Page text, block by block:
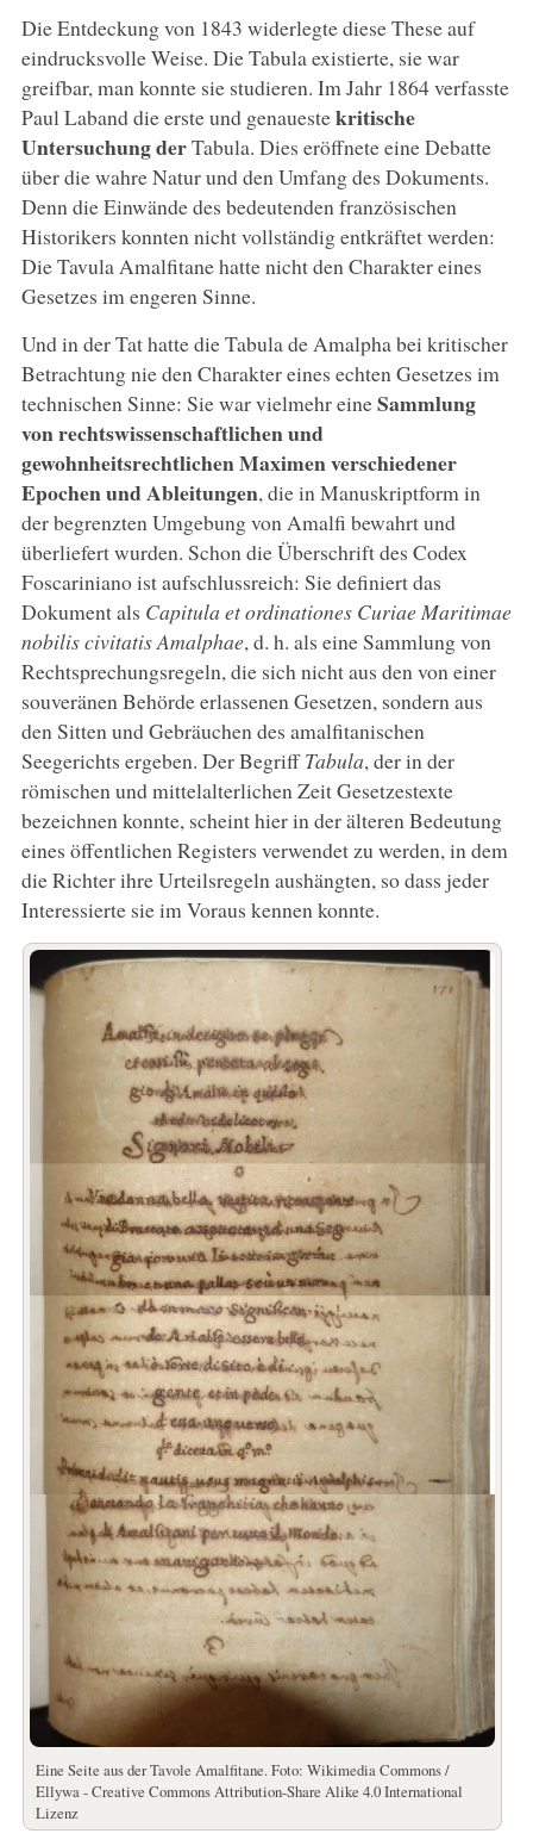
Die Entdeckung von 1843 widerlegte diese These auf
eindrucksvolle Weise. Die Tabula existierte, sie war
greifbar, man konnte sie studieren. Im Jahr 1864 verfasste
Paul Laband die erste und genauestekritische
Untersuchung derTabula. Dies eröffnete eine Debatte
über die wahre Natur und den Umfang des Dokuments.
Denn die Einwände des bedeutenden französischen
Historikers konnten nicht vollständig entkräftet werden:
Die Tavula Amalfitane hatte nicht den Charakter eines
Gesetzes im engeren Sinne.
Und in der Tat hatte die Tabula de Amalpha bei kritischer
Betrachtung nie den Charakter eines echten Gesetzes im
technischen Sinne: Sie war vielmehr eineSammlung
von rechtswissenschaftlichen und
gewohnheitsrechtlichen Maximen verschiedener
Epochen und Ableitungen, die in Manuskriptform in
der begrenzten Umgebung von Amalfi bewahrt und
überliefert wurden. Schon die Überschrift des Codex
Foscariniano ist aufschlussreich: Sie definiert das
Dokument als Capitula et ordinationes Curiae Maritimae
nobilis civitatis Amalphae, d. h. als eine Sammlung von
Rechtsprechungsregeln, die sich nicht aus den von einer
souveränen Behörde erlassenen Gesetzen, sondern aus
den Sitten und Gebräuchen des amalfitanischen
Seegerichts ergeben. Der BegriffTabula, der in der
römischen und mittelalterlichen Zeit Gesetzestexte
bezeichnen konnte, scheint hier in der älteren Bedeutung
eines öffentlichen Registers verwendet zu werden, in dem
die Richter ihre Urteilsregeln aushängten, so dass jeder
Interessierte sie im Voraus kennen konnte.
Eine Seite aus der Tavole Amalfitane. Foto: Wikimedia Commons /
Ellywa - Creative Commons Attribution-Share Alike 4.0 International
Lizenz